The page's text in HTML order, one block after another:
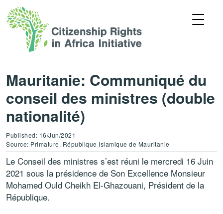
Mauritanie: Communiqué du
conseil des ministres (double
nationalité)
Published: 16/Jun/2021
Source: Primature, République Islamique de Mauritanie
Le Conseil des ministres s’est réuni le mercredi 16 Juin
2021 sous la présidence de Son Excellence Monsieur
Mohamed Ould Cheikh El-Ghazouani, Président de la
République.